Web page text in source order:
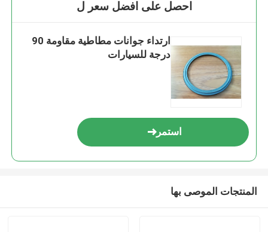
احصل على افضل سعر ل
ارتداء جوانات مطاطية مقاومة 90
درجة للسيارات
استمر
المنتجات الموصى بها